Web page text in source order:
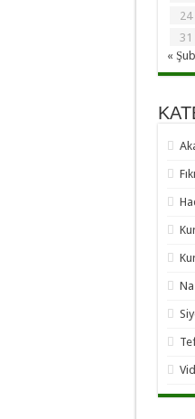
24
31
« Şub